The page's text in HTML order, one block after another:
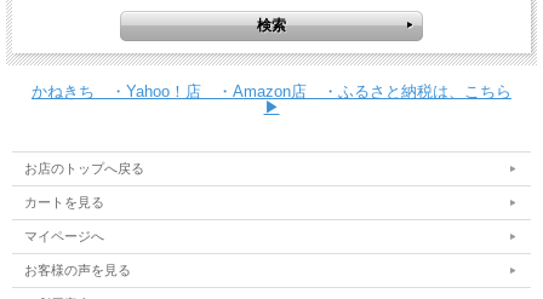
かねきち ・Yahoo！店 ・Amazon店 ・ふるさと納税は、こちら
▶
お店のトップへ戻る
カートを見る
マイページへ
お客様の声を見る